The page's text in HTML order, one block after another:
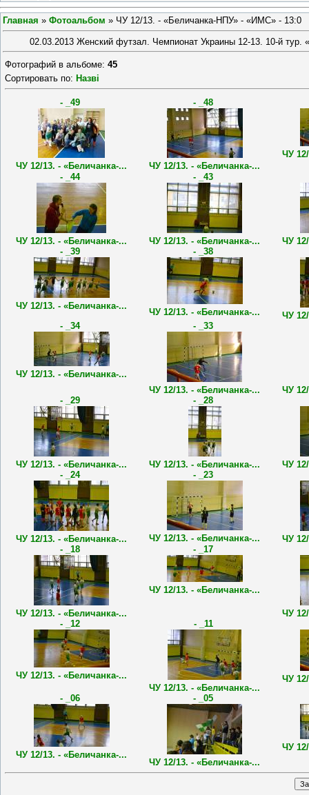
Главная » Фотоальбом » ЧУ 12/13. - «Беличанка-НПУ» - «ИМС» - 13:0
02.03.2013 Женский футзал. Чемпионат Украины 12-13. 10-й
Фотографий в альбоме: 45
Сортировать по: Назві
- _49
ЧУ 12/13. - «Беличанка-...
- _48
ЧУ 12/13. - «Беличанка-...
ЧУ
- _44
ЧУ 12/13. - «Беличанка-...
- _43
ЧУ 12/13. - «Беличанка-...
ЧУ
- _39
ЧУ 12/13. - «Беличанка-...
- _38
ЧУ 12/13. - «Беличанка-...
ЧУ
- _34
ЧУ 12/13. - «Беличанка-...
- _33
ЧУ 12/13. - «Беличанка-...
ЧУ
- _29
ЧУ 12/13. - «Беличанка-...
- _28
ЧУ 12/13. - «Беличанка-...
ЧУ
- _24
ЧУ 12/13. - «Беличанка-...
- _23
ЧУ 12/13. - «Беличанка-...
ЧУ
- _18
ЧУ 12/13. - «Беличанка-...
- _17
ЧУ 12/13. - «Беличанка-...
ЧУ
- _12
ЧУ 12/13. - «Беличанка-...
- _11
ЧУ 12/13. - «Беличанка-...
ЧУ
- _06
ЧУ 12/13. - «Беличанка-...
- _05
ЧУ 12/13. - «Беличанка-...
ЧУ